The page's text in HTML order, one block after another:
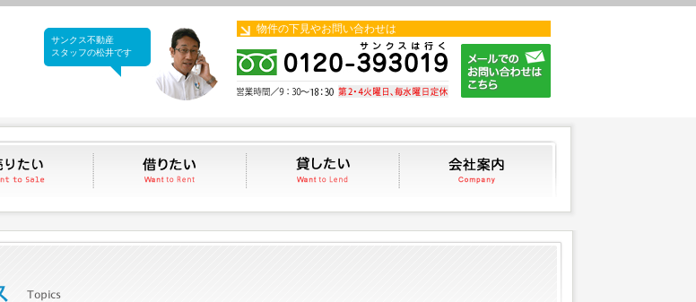
サンクス不動産
サンクス不動産
スタッフの松井です
物件の下見やお問い合わせは
売りたい 借りたい 貸したい